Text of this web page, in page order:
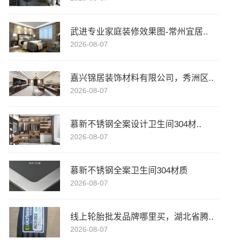
武进专业家庭装修效果图-常州宜居..
2026-08-07
嘉兴锦居装饰材料有限公司，秀洲区..
2026-08-07
慕新不锈钢全案设计卫生间304材..
2026-08-07
慕新不锈钢全案卫生间304材质
2026-08-07
线上轮胎批发品牌哪里买，湖北省腾..
2026-08-07